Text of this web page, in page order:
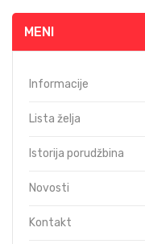
MENI
Informacije
Lista želja
Istorija porudžbina
Novosti
Kontakt